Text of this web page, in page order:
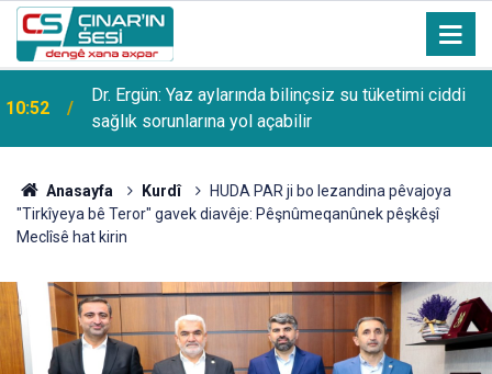
08:57
Malatya'da freni boşalan kamyon TOKİ konutlarına
çarptı: Bir yaralı
Anasayfa Kurdî
HUDA PAR ji bo lezandina pêvajoya
"Tirkîyeya bê Teror" gavek diavêje: Pêşnûmeqanûnek pêşkêşî
Meclîsê hat kirin